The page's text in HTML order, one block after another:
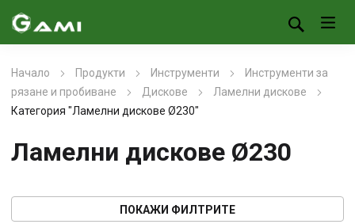
Начало Продукти Инструменти
Инструменти за
рязане и пробиване
Дискове
Ламелни дискове
Категория "Ламелни дискове Ø230"
Ламелни дискове Ø230
ПОКАЖИ ФИЛТРИТЕ